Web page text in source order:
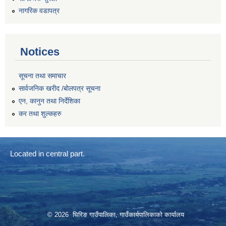
नागरिक वडापत्र
Notices
सूचना तथा समाचार
सार्वजनिक खरीद /बोलपत्र सूचना
एन, कानुन तथा निर्देशिका
कर तथा शुल्कहरु
Located in central part.
© 2026 घिरिङ गाउँपालिका, गाउँकार्यपालिकाको कार्यालय